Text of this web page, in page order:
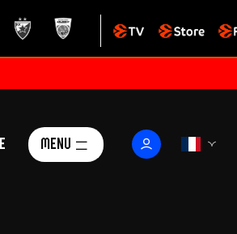
Menu